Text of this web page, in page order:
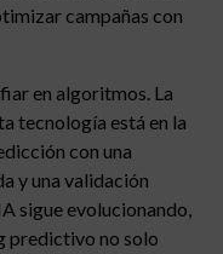
campañas con
en algoritmos. La
tecnología está en la
con una
y una validación
sigue evolucionando,
predictivo no solo